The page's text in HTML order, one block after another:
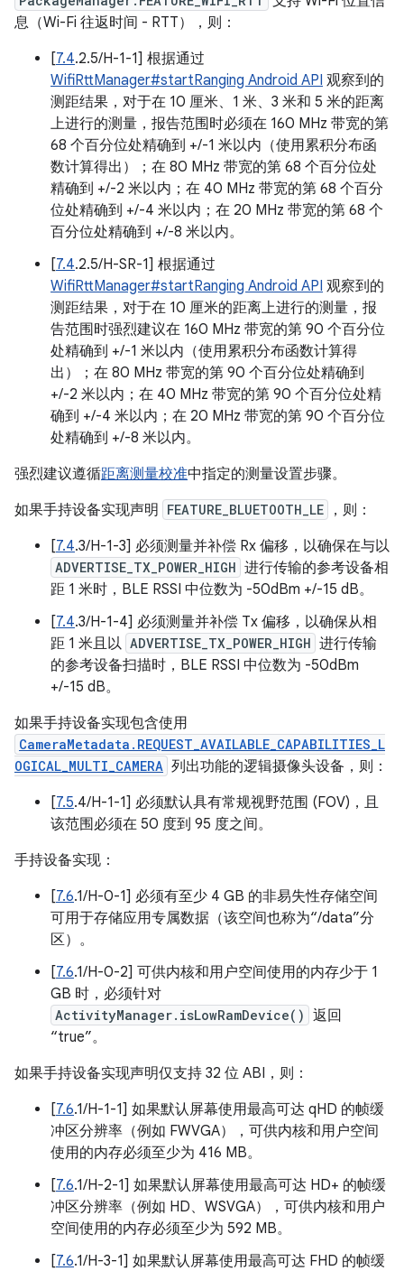
息（Wi-Fi 往返时间 - RTT），则：
[7.4.2.5/H-1-1] 根据通过
WifiRttManager#startRanging Android API 观察到的
测距结果，对于在 10 厘米、1 米、3 米和 5 米的距离
上进行的测量，报告范围时必须在 160 MHz 带宽的第
68 个百分位处精确到 +/-1 米以内（使用累积分布函
数计算得出）；在 80 MHz 带宽的第 68 个百分位处
精确到 +/-2 米以内；在 40 MHz 带宽的第 68 个百分
位处精确到 +/-4 米以内；在 20 MHz 带宽的第 68 个
百分位处精确到 +/-8 米以内。
[7.4.2.5/H-SR-1] 根据通过
WifiRttManager#startRanging Android API 观察到的
测距结果，对于在 10 厘米的距离上进行的测量，报
告范围时强烈建议在 160 MHz 带宽的第 90 个百分位
处精确到 +/-1 米以内（使用累积分布函数计算得
出）；在 80 MHz 带宽的第 90 个百分位处精确到
+/-2 米以内；在 40 MHz 带宽的第 90 个百分位处精
确到 +/-4 米以内；在 20 MHz 带宽的第 90 个百分位
处精确到 +/-8 米以内。
强烈建议遵循距离测量校准中指定的测量设置步骤。
如果手持设备实现声明
FEATURE_BLUETOOTH_LE
，则：
[7.4.3/H-1-3] 必须测量并补偿 Rx 偏移，以确保在与以
ADVERTISE_TX_POWER_HIGH 进行传输的参考设备相
距 1 米时，BLE RSSI 中位数为 -50dBm +/-15 dB。
[7.4.3/H-1-4] 必须测量并补偿 Tx 偏移，以确保从相
距 1 米且以 ADVERTISE_TX_POWER_HIGH 进行传输
的参考设备扫描时，BLE RSSI 中位数为 -50dBm
+/-15 dB。
如果手持设备实现包含使用
CameraMetadata.REQUEST_AVAILABLE_CAPABILITIES_L
OGICAL_MULTI_CAMERA 列出功能的逻辑摄像头设备，则：
[7.5.4/H-1-1] 必须默认具有常规视野范围 (FOV)，且
该范围必须在 50 度到 95 度之间。
手持设备实现：
[7.6.1/H-0-1] 必须有至少 4 GB 的非易失性存储空间
可用于存储应用专属数据（该空间也称为“/data”分
区）。
[7.6.1/H-0-2] 可供内核和用户空间使用的内存少于 1
GB 时，必须针对
ActivityManager.isLowRamDevice() 返回
“true”。
如果手持设备实现声明仅支持 32 位 ABI，则：
[7.6.1/H-1-1] 如果默认屏幕使用最高可达 qHD 的帧缓
冲区分辨率（例如 FWVGA），可供内核和用户空间
使用的内存必须至少为 416 MB。
[7.6.1/H-2-1] 如果默认屏幕使用最高可达 HD+ 的帧缓
冲区分辨率（例如 HD、WSVGA），可供内核和用户
空间使用的内存必须至少为 592 MB。
[7.6.1/H-3-1] 如果默认屏幕使用最高可达 FHD 的帧缓